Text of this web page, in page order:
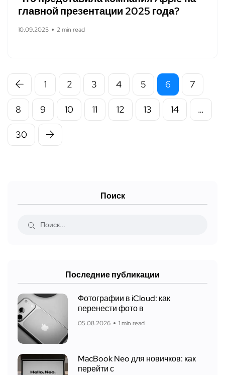
главной презентации 2025 года?
10.09.2025 2 min read
1 2 3 4 5 6 7
8 9 10 11 12 13 14 …
30
Поиск
Последние публикации
Фотографии в iCloud: как
перенести фото в
05.08.2026 1 min read
MacBook Neo для новичков: как
перейти с